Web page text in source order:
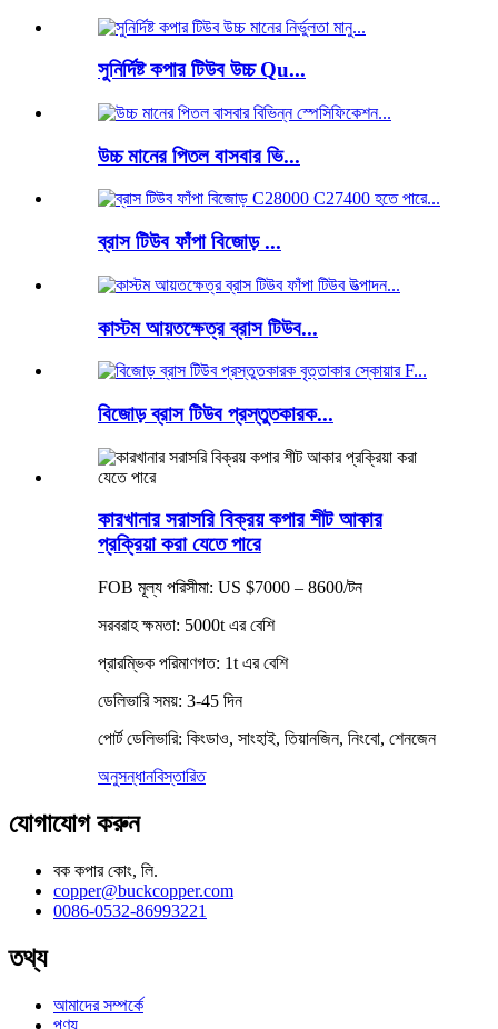
সুনির্দিষ্ট কপার টিউব উচ্চ Qu...
উচ্চ মানের পিতল বাসবার ভি...
ব্রাস টিউব ফাঁপা বিজোড় ...
কাস্টম আয়তক্ষেত্র ব্রাস টিউব...
বিজোড় ব্রাস টিউব প্রস্তুতকারক...
কারখানার সরাসরি বিক্রয় কপার শীট আকার
প্রক্রিয়া করা যেতে পারে
FOB মূল্য পরিসীমা: US $7000 – 8600/টন
সরবরাহ ক্ষমতা: 5000t এর বেশি
প্রারম্ভিক পরিমাণগত: 1t এর বেশি
ডেলিভারি সময়: 3-45 দিন
পোর্ট ডেলিভারি: কিংডাও, সাংহাই, তিয়ানজিন, নিংবো, শেনজেন
অনুসন্ধানবিস্তারিত
যোগাযোগ করুন
বক কপার কোং, লি.
copper@buckcopper.com
0086-0532-86993221
তথ্য
আমাদের সম্পর্কে
পণ্য